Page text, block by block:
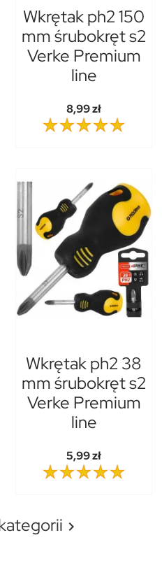
Wkrętak ph2 150
mm śrubokręt s2
Verke Premium
line
8,99 zł
Wkrętak ph2 38
mm śrubokręt s2
Verke Premium
line
5,99 zł
